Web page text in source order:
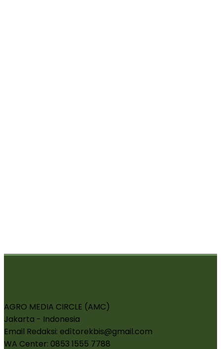
AGRO MEDIA CIRCLE (AMC)
Jakarta - Indonesia
Email Redaksi: edìtorekbis@gmail.com
WA Center: 0853 1555 7788